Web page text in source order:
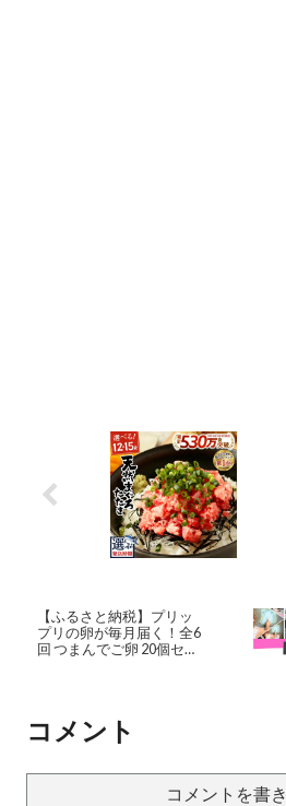
【ふるさと納税】プリッ
プリの卵が毎月届く！全6
回 つまんでご卵 20個セッ
コメント
コメントを書